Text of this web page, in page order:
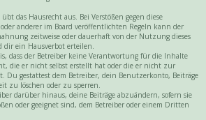
übt das Hausrecht aus. Bei Verstößen gegen diese
anderer im Board veröffentlichten Regeln kann der
zeitweise oder dauerhaft von der Nutzung dieses
dir ein Hausverbot erteilen.
dass der Betreiber keine Verantwortung für die Inhalte
die er nicht selbst erstellt hat oder die er nicht zur
Du gestattest dem Betreiber, dein Benutzerkonto, Beiträge
zu löschen oder zu sperren.
darüber hinaus, deine Beiträge abzuändern, sofern sie
oder geeignet sind, dem Betreiber oder einem Dritten